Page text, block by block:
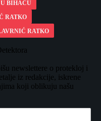
BIHAĆU
RATKO
RATKO
newslettere o protekloj i
iz redakcije, iskrene
koji oblikuju našu